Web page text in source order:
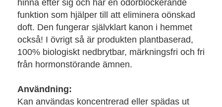
hinna efter sig och har en odörblockerande
funktion som hjälper till att eliminera oönskad
doft. Den fungerar självklart kanon i hemmet
också! I övrigt så är produkten plantbaserad,
100% biologiskt nedbrytbar, märkningsfri och fri
från hormonstörande ämnen.
Användning:
Kan användas koncentrerad eller spädas ut